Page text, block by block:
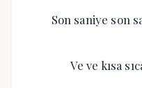
Son saniye son
Ve ve kısa